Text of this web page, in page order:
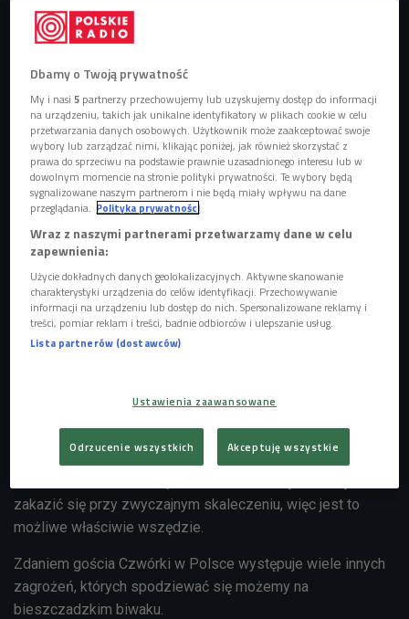
Niezależnie od tego, czy wybieramy się na wakacje
zagraniczne, czy planujemy spędzić urlop w polskich
Bieszczadach, jest kilka uniwersalnych zasad, o których
przestrzegać. - Po pierwsze należy brać ze sobą leki na
"codzienne" dolegliwości, czyli te przeciwko uczuleniom
albo bólom głowy - tłumaczydr Joanna Jabłońska, lekarz
chorób zakaźnych.
Warto także uaktualnić niektóre szczepionki, które
przyjęliśmy jako dzieci, m. in. na wirusowe zapalenie
wątroby typu A, a w niektórych sytuacjach także typu B. - Po
28. roku życia "do powtórki" są także tężec oraz błonica. –
mówi dr Jabłońska. – Dlatego w niektórych przypadkach
warto zasięgnąć porady lekarza.
„wewnątrzkrajowe” sprawiają nam mniej problemów. Po
Tymczasem na przykład na tężec można zachorować nawet
zakazić się przy zwyczajnym skaleczeniu, więc jest to
możliwe właściwie wszędzie.
Zdaniem gościa Czwórki w Polsce występuje wiele innych
zagrożeń, których spodziewać się możemy na
bieszczadzkim biwaku.
Dbamy o Twoją prywatność
My i nasi5 partnerzy przechowujemy lub uzyskujemy dostęp do informacji
na urządzeniu, takich jak unikalne identyfikatory w plikach cookie w celu
przetwarzania danych osobowych. Użytkownik może zaakceptować swoje
wybory lub zarządzać nimi, klikając poniżej, jak również skorzystać z
prawa do sprzeciwu na podstawie prawnie uzasadnionego interesu lub w
dowolnym momencie na stronie polityki prywatności. Te wybory będą
sygnalizowane naszym partnerom i nie będą miały wpływu na dane
przeglądania. Polityka prywatności
Wraz z naszymi partnerami przetwarzamy dane w celu
zapewnienia:
Użycie dokładnych danych geolokalizacyjnych. Aktywne skanowanie
charakterystyki urządzenia do celów identyfikacji. Przechowywanie
informacji na urządzeniu lub dostęp do nich. Spersonalizowane reklamy i
treści, pomiar reklam i treści, badnie odbiorców i ulepszanie usług.
Lista partnerów (dostawców)
Ustawienia zaawansowane
Odrzucenie wszystkich Akceptuję wszystkie